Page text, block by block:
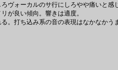
ォーカルのサ行にしろやや痛いと感
が良い傾向。響きは適度。
。打ち込み系の音の表現はなかなかう